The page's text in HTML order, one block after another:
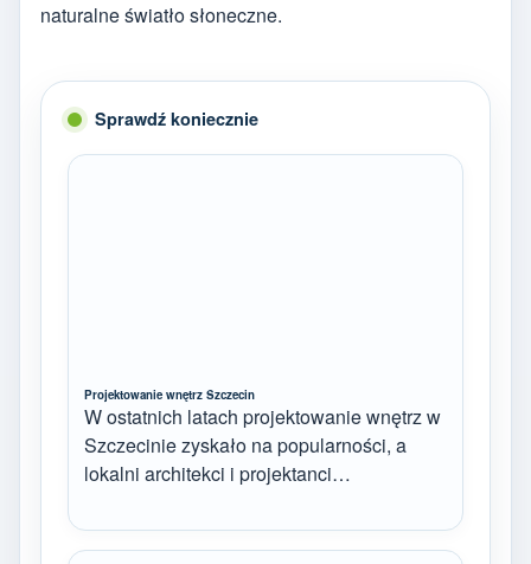
naturalne światło słoneczne.
Sprawdź koniecznie
Projektowanie wnętrz Szczecin
W ostatnich latach projektowanie wnętrz w
Szczecinie zyskało na popularności, a
lokalni architekci i projektanci…